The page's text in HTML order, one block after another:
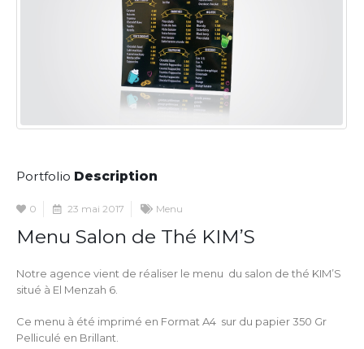
Portfolio Description
0 23 mai 2017 Menu
Menu Salon de Thé KIM’S
Notre agence vient de réaliser le menu du salon de thé KIM’S
situé à El Menzah 6.
Ce menu à été imprimé en Format A4 sur du papier 350 Gr
Pelliculé en Brillant.